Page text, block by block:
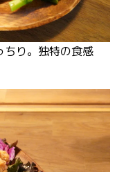
ちり。独特の食感